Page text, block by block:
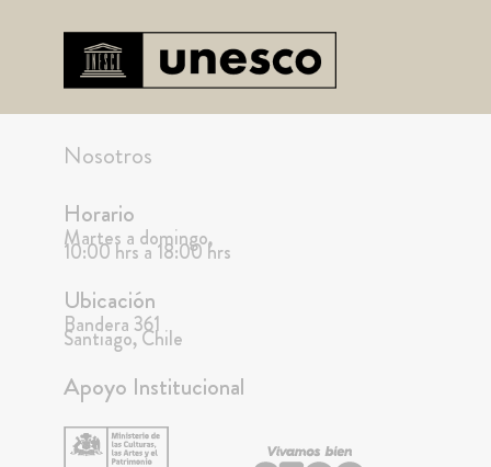
Nosotros
Horario
Martes a domingo,
10:00 hrs a 18:00 hrs
Ubicación
Bandera 361
Santiago, Chile
Apoyo Institucional